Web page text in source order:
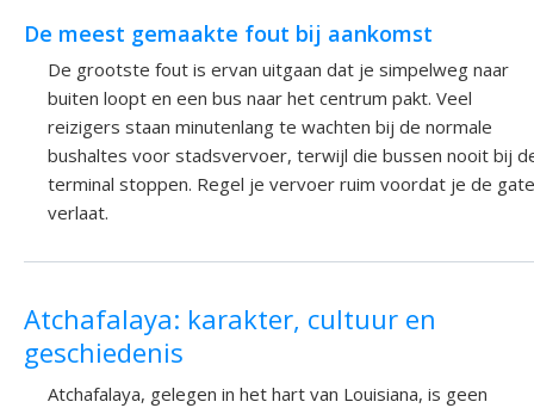
De meest gemaakte fout bij aankomst
De grootste fout is ervan uitgaan dat je simpelweg naar
buiten loopt en een bus naar het centrum pakt. Veel
reizigers staan minutenlang te wachten bij de normale
bushaltes voor stadsvervoer, terwijl die bussen nooit bij
terminal stoppen. Regel je vervoer ruim voordat je de gate
verlaat.
Atchafalaya: karakter, cultuur en
geschiedenis
Atchafalaya, gelegen in het hart van Louisiana, is geen